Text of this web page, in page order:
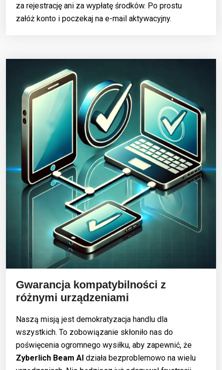
za rejestrację ani za wypłatę środków. Po prostu
załóż konto i poczekaj na e-mail aktywacyjny.
Gwarancja kompatybilności z
różnymi urządzeniami
Naszą misją jest demokratyzacja handlu dla
wszystkich. To zobowiązanie skłoniło nas do
poświęcenia ogromnego wysiłku, aby zapewnić, że
Zyberlich Beam AI działa bezproblemowo na wielu